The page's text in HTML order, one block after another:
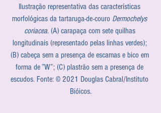
Ilustração representativa das características
morfológicas da tartaruga-de-couro Dermochelys
coriacea. (A) carapaça com sete quilhas
longitudinais (representado pelas linhas verdes);
(B) cabeça sem a presença de escamas e bico em
forma de ”W”; (C) plastrão sem a presença de
escudos. Fonte: © 2021 Douglas Cabral/Instituto
Bióicos.